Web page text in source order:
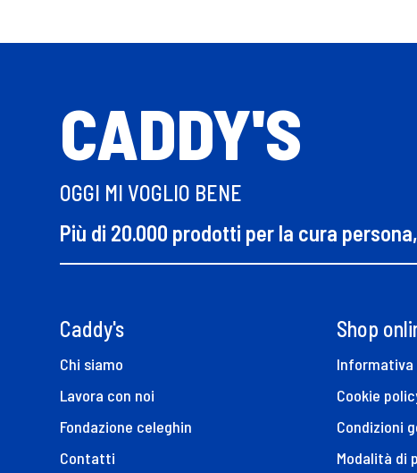
CADDY'S
OGGI MI VOGLIO BENE
Più di 20.000 prodotti per la cura
Caddy's
Chi siamo
Lavora con noi
Fondazione celeghin
Contatti
Shop
Informativa
Cookie
Condizioni
Modalità di